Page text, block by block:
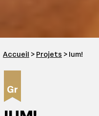
Accueil > Projets > Ium!